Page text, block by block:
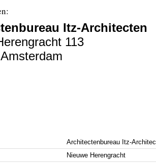
Itz-Architecten
113
Architectenbureau Itz-
Nieuwe Herengracht